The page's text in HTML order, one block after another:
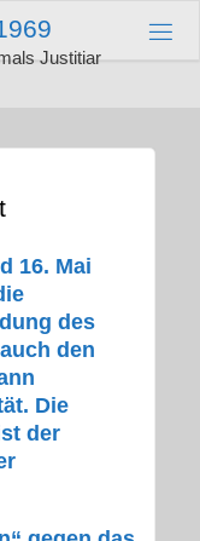
969
Justitiar
16. Mai
des
den
Die
der